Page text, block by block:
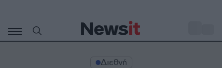
περιεχόμενο
Διεθνή